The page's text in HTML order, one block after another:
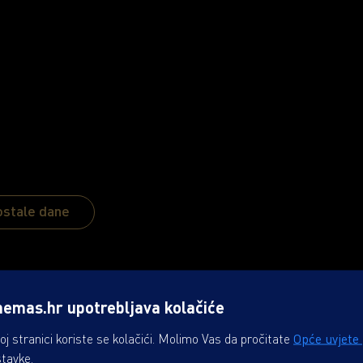
dane
MAN: NOVO DOBA
upotrebljava kolačiće
stranici koriste se kolačići. Molimo Vas da pročitate Opće